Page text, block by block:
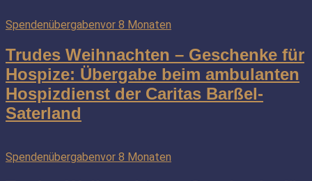
Spendenübergabenvor 8 Monaten
Trudes Weihnachten – Geschenke für
Hospize: Übergabe beim ambulanten
Hospizdienst der Caritas Barßel-
Saterland
Spendenübergabenvor 8 Monaten